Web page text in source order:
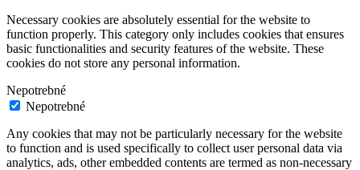
Necessary cookies are absolutely essential for the website to
function properly. This category only includes cookies that ensures
basic functionalities and security features of the website. These
cookies do not store any personal information.
Nepotrebné
Nepotrebné
Any cookies that may not be particularly necessary for the website
to function and is used specifically to collect user personal data via
analytics, ads, other embedded contents are termed as non-necessary